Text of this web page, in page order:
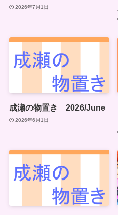
2026年7月1日
成瀬の物置き 2026/June
2026年6月1日